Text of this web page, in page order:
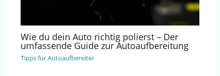
Wie du dein Auto richtig polierst – Der
umfassende Guide zur Autoaufbereitung
Tipps für Autoaufbereiter